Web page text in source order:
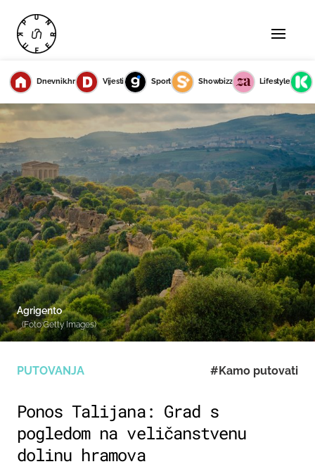
Dnevnik.hr Vijesti Sport Showbizz Lifestyle
PUTOVANJA #Kamo putovati
Ponos Talijana: Grad s
pogledom na veličanstvenu
dolinu hramova
Agrigento
(Foto:Getty Images)